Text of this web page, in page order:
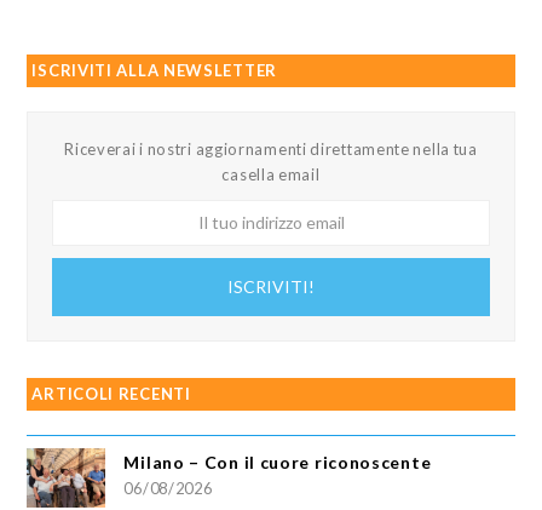
ISCRIVITI ALLA NEWSLETTER
Riceverai i nostri aggiornamenti direttamente nella tua
casella email
ISCRIVITI!
ARTICOLI RECENTI
Milano – Con il cuore riconoscente
06/08/2026